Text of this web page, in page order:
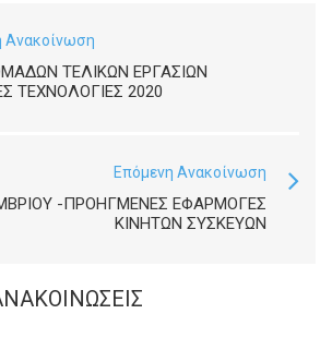
Ανακοίνωση
ΤΕΛΙΚΩΝ ΕΡΓΑΣΙΩΝ
ΤΕΧΝΟΛΟΓΙΕΣ 2020
Επόμενη Ανακοίνωση
-ΠΡΟΗΓΜΕΝΕΣ ΕΦΑΡΜΟΓΕΣ
ΚΙΝΗΤΩΝ ΣΥΣΚΕΥΩΝ